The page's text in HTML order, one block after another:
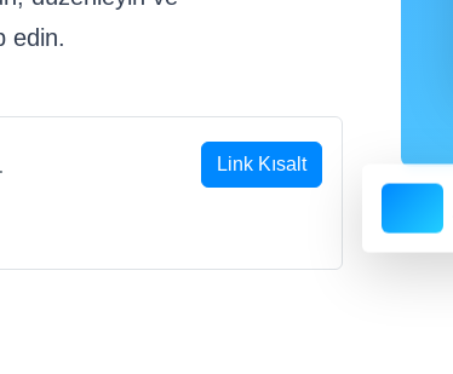
edin.
Link Kısalt